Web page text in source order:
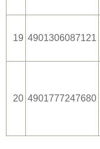
19 4901306087121
20 4901777247680